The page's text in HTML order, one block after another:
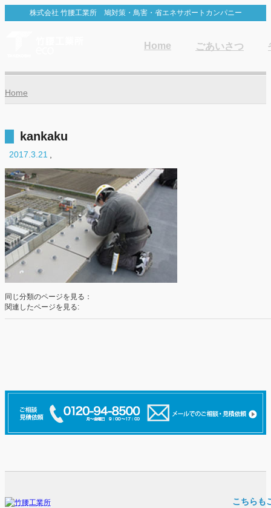
株式会社 竹腰工業所 鳩対策・鳥害・省エネサポートカンパニー
Home ごあいさつ
Home
kankaku
2017.3.21
同じ分類のページを見る：
関連したページを見る:
こちらも